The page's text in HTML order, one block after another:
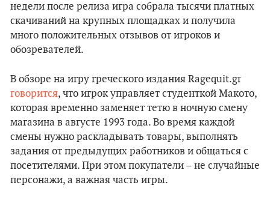
недели после релиза игра собрала тысячи платных
скачиваний на крупных площадках и получила
много положительных отзывов от игроков и
обозревателей.
В обзоре на игру греческого издания Ragequit.gr
говорится, что игрок управляет студенткой Макото,
которая временно заменяет тетю в ночную смену
магазина в августе 1993 года. Во время каждой
смены нужно раскладывать товары, выполнять
задания от предыдущих работников и общаться с
посетителями. При этом покупатели – не случайные
персонажи, а важная часть игры.